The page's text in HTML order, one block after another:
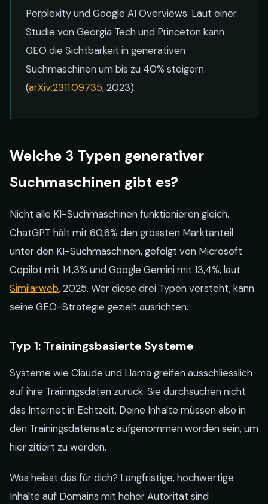
Perplexity und Google AI Overviews. Laut einer
Studie von Georgia Tech und Princeton kann
GEO die Sichtbarkeit in generativen
Suchmaschinen um bis zu 40% steigern
(arXiv:2311.09735, 2023).
Welche 3 Typen generativer
Suchmaschinen gibt es?
Nicht alle KI-Suchmaschinen funktionieren gleich.
ChatGPT hält mit 60,6% den grössten Marktanteil
unter den KI-Suchmaschinen, gefolgt von Microsoft
Copilot mit 14,3% und Google Gemini mit 13,4%, laut
Similarweb, 2025. Wer diese drei Typen versteht, kann
seine GEO-Strategie gezielt ausrichten.
Typ 1: Trainingsbasierte Systeme
Systeme wie Claude und Llama greifen ausschliesslich
auf ihre Trainingsdaten zurück. Sie durchsuchen nicht
das Internet in Echtzeit. Deine Inhalte müssen also in
den Trainingsdatensatz aufgenommen worden sein, um
hier zitiert zu werden.
Was heisst das für dich? Langfristige, hochwertige
Inhalte auf Domains mit hoher Autorität sind